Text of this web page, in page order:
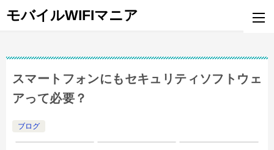
モバイルWIFIマニア
スマートフォンにもセキュリティソフトウェ
アって必要？
ブログ